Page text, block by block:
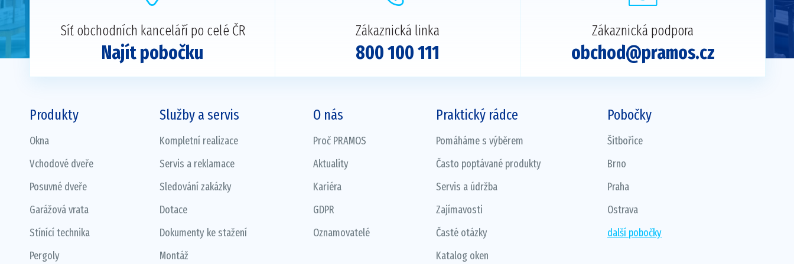
Síť obchodních kanceláří po celé ČR
Najít pobočku
Zákaznická linka
800 100 111
Zákaznická podpora
obchod@pramos.cz
Produkty
Okna
Vchodové dveře
Posuvné dveře
Garážová vrata
Stínící technika
Pergoly
Služby a servis
Kompletní realizace
Servis a reklamace
Sledování zakázky
Dotace
Dokumenty ke stažení
Montáž
O nás
Proč PRAMOS
Aktuality
Kariéra
GDPR
Oznamovatelé
Praktický rádce
Pomáháme s výběrem
Často poptávané produkty
Servis a údržba
Zajímavosti
Časté otázky
Katalog oken
Pobočky
Šitbořice
Brno
Praha
Ostrava
další pobočky